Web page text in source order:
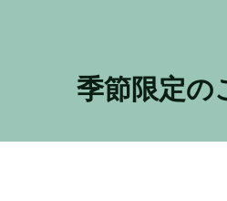
季節限定の